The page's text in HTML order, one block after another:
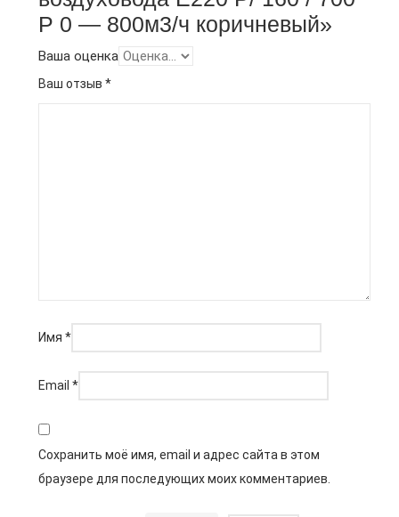
Р 0 — 800м3/ч коричневый»
Ваша оценка
Ваш отзыв *
Имя *
Email *
Сохранить моё имя, email и адрес сайта в этом
браузере для последующих моих комментариев.